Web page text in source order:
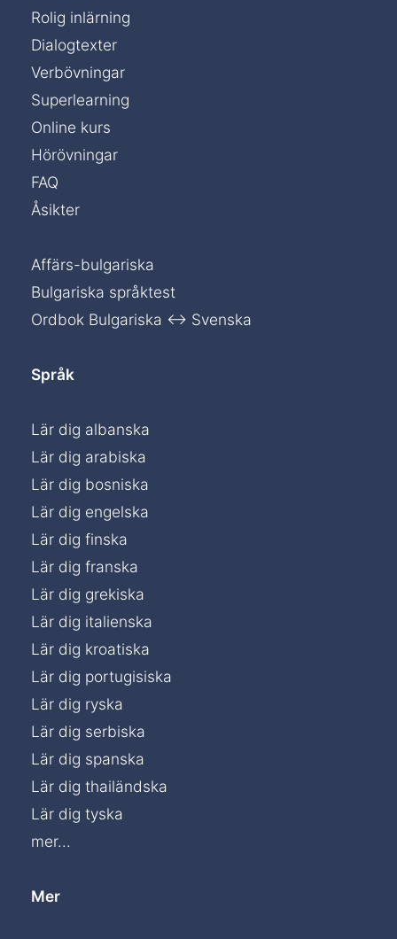
Rolig inlärning
Dialogtexter
Verbövningar
Superlearning
Online kurs
Hörövningar
FAQ
Åsikter
Affärs-bulgariska
Bulgariska språktest
Ordbok Bulgariska ↔ Svenska
Språk
Lär dig albanska
Lär dig arabiska
Lär dig bosniska
Lär dig engelska
Lär dig finska
Lär dig franska
Lär dig grekiska
Lär dig italienska
Lär dig kroatiska
Lär dig portugisiska
Lär dig ryska
Lär dig serbiska
Lär dig spanska
Lär dig thailändska
Lär dig tyska
mer...
Mer